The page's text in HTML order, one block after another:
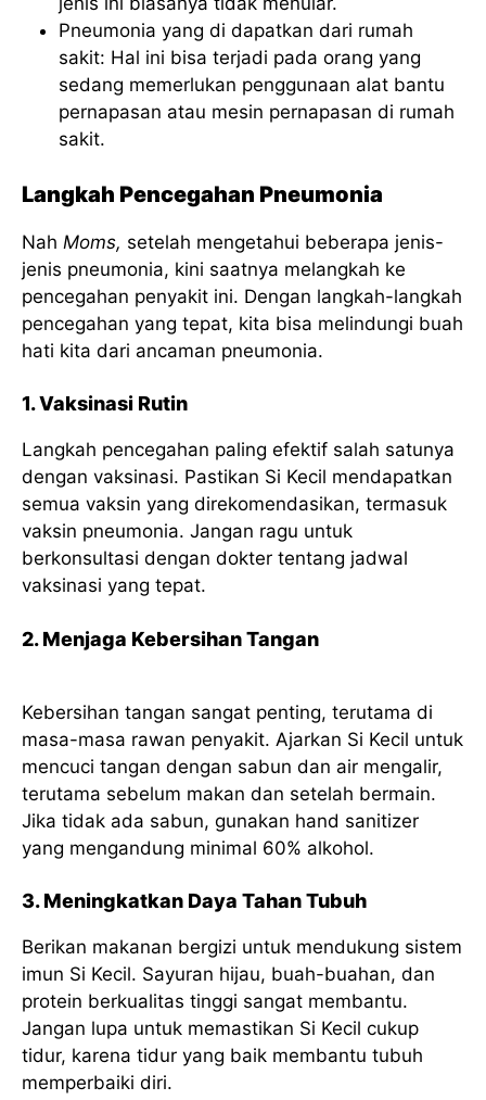
Pneumonia yang di dapatkan dari rumah
sakit: Hal ini bisa terjadi pada orang yang
sedang memerlukan penggunaan alat bantu
pernapasan atau mesin pernapasan di rumah
sakit.
Langkah Pencegahan Pneumonia
Nah Moms, setelah mengetahui beberapa jenis-
jenis pneumonia, kini saatnya melangkah ke
pencegahan penyakit ini. Dengan langkah-langkah
pencegahan yang tepat, kita bisa melindungi buah
hati kita dari ancaman pneumonia.
1. Vaksinasi Rutin
Langkah pencegahan paling efektif salah satunya
dengan vaksinasi. Pastikan Si Kecil mendapatkan
semua vaksin yang direkomendasikan, termasuk
vaksin pneumonia. Jangan ragu untuk
berkonsultasi dengan dokter tentang jadwal
vaksinasi yang tepat.
2. Menjaga Kebersihan Tangan
Kebersihan tangan sangat penting, terutama di
masa-masa rawan penyakit. Ajarkan Si Kecil untuk
mencuci tangan dengan sabun dan air mengalir,
terutama sebelum makan dan setelah bermain.
Jika tidak ada sabun, gunakan hand sanitizer
yang mengandung minimal 60% alkohol.
3. Meningkatkan Daya Tahan Tubuh
Berikan makanan bergizi untuk mendukung sistem
imun Si Kecil. Sayuran hijau, buah-buahan, dan
protein berkualitas tinggi sangat membantu.
Jangan lupa untuk memastikan Si Kecil cukup
tidur, karena tidur yang baik membantu tubuh
memperbaiki diri.